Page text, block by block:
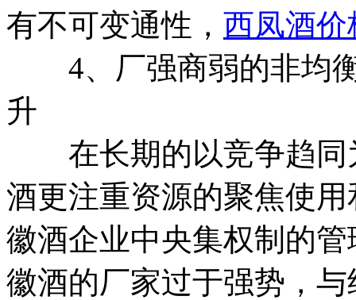
有不可变通性， 西凤酒价
4、厂强商弱的非均衡
升
在长期的以竞争趋同
酒更注重资源的聚焦使
徽酒企业中央集权制的
徽酒的厂家过于强势，